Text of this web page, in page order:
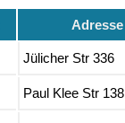
Adresse
Jülicher Str 336
Paul Klee Str 138